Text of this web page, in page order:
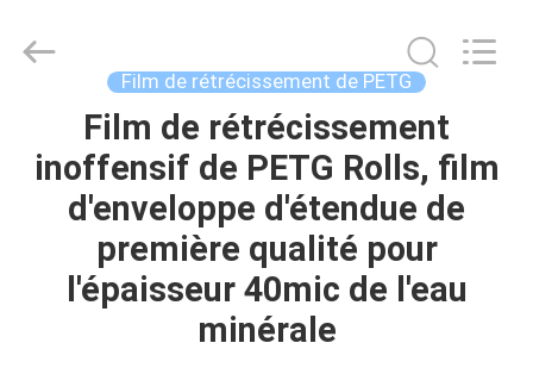
MAISON
PRODUITS
VIDÉOS
Packaging
Film de rétrécissement de PETG
Film de rétrécissement
inoffensif de PETG Rolls, film
d'enveloppe d'étendue de
première qualité pour
l'épaisseur 40mic de l'eau
minérale